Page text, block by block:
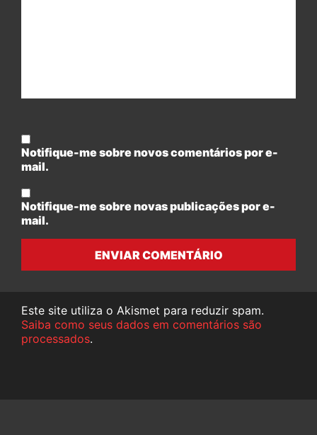
Notifique-me sobre novos comentários por e-
mail.
Notifique-me sobre novas publicações por e-
mail.
ENVIAR COMENTÁRIO
Este site utiliza o Akismet para reduzir spam.
Saiba como seus dados em comentários são
processados.